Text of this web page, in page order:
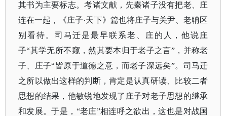
其书为主要标志。考诸文献，先秦诸子没有把老、庄
连在一起，《庄子·天下》篇也将庄子与关尹、老聃区
别看待。司马迁是最早联系老、庄的人，他说庄
子“其学无所不窥，然其要本归于老子之言”，并称老
子、庄子“皆原于道德之意，而老子深远矣”。司马迁
之所以做出这样的判断，肯定是认真研读、比较二者
思想的结果，他敏锐地发现了庄子对老子思想的继承
和发展。于是，“老庄”相连呼之欲出，这也是对战国